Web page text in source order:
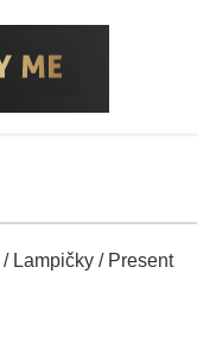
/ Lampičky / Present